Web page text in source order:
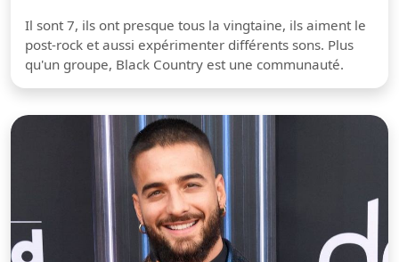
Il sont 7, ils ont presque tous la vingtaine, ils aiment le
post-rock et aussi expérimenter différents sons. Plus
qu'un groupe, Black Country est une communauté.